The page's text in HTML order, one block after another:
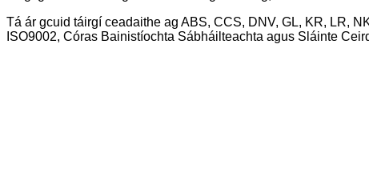
Tá ár gcuid táirgí ceadaithe ag ABS, CCS, DNV, GL, KR, LR,
ISO9002, Córas Bainistíochta Sábháilteachta agus Sláinte